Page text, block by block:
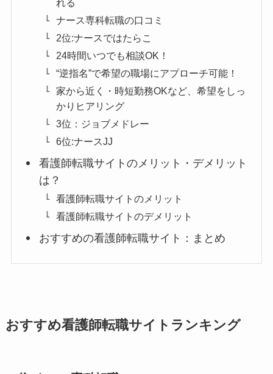
れる
ナース専科転職の口コミ
2位:ナースではたらこ
24時間いつでも相談OK！
“逆指名”で希望の職場にアプローチ可能！
家から近く・時短勤務OKなど、希望をしっ
かりヒアリング
3位：ジョブメドレー
6位:ナースJJ
看護師転職サイトのメリット・デメリット
は？
看護師転職サイトのメリット
看護師転職サイトのデメリット
おすすめの看護師転職サイト：まとめ
おすすめ看護師転職サイトランキング